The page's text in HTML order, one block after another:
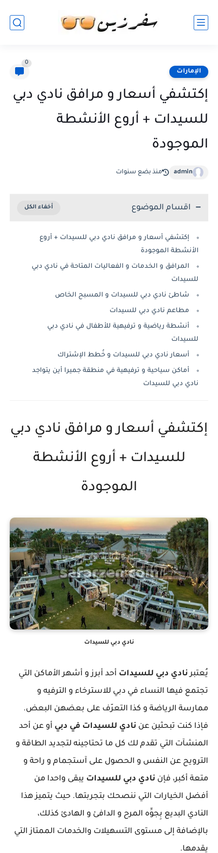
الإمارات
0
إكتشفي أسعار و مرافق نادي دبي
للسيدات + أروع الأنشطة
الموجودة
admin منذ بضع سنوات
اقسام الموضوع
إكتشفي أسعار و مرافق نادي دبي للسيدات + أروع
الأنشطة الموجودة
المرافق و الخدمات و الفعاليات المتاحة في نادي دبي
للسيدات
شاطئ نادي دبي للسيدات و المسبح الخاص
مطاعم نادي دبي للسيدات
أنشطة رياضية و ترفيهية للأطفال في نادي دبي
للسيدات
أسعار نادي دبي للسيدات و خُطط الإشتراك
أماكن سياحية و ترفيهية في منطقة جميرا أين يتواجد
نادي دبي للسيدات
إكتشفي أسعار و مرافق نادي دبي
للسيدات + أروع الأنشطة
الموجودة
نادي دبي للسيدات
يُعتبرنادي دبي للسيدات أحد أبرز و أشهر الأماكن التي
تجتمع فيها النساء في دبي للاسترخاء و الترفيه و
ممارسة الرياضة و كذا التعرّف على بعضهن البعض.
فإذا كنت تبحثين عن نادي للسيدات في دبي أو عن أحد
المنشآت التي تقدم لك كل ما تحتاجينه لتجديد الطاقة و
الترويح عن النفس و الحصول على آستجمام و راحة و
متعة أكبر، فإن نادي دبي للسيدات يبقى واحدا من
أفضل الخيارات التي ننصحك بتجربتها. حيث يتميز هذا
النادي البديع بِجوِّه المرح و الدافئ و الهادئ كذلك،
بالإضافة إلى مستوى التسهيلات والخدمات الممتاز التي
يقدمها.